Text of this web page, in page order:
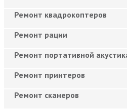
Ремонт квадрокоптеров
Ремонт рации
Ремонт портативной
Ремонт принтеров
Ремонт сканеров